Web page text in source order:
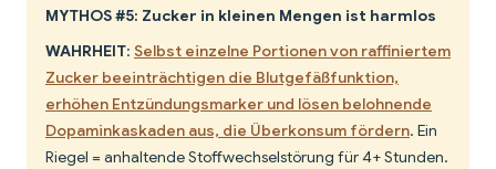
MYTHOS #5: Zucker in kleinen Mengen ist harmlos
WAHRHEIT: Selbst einzelne Portionen von raffiniertem
Zucker beeinträchtigen die Blutgefäßfunktion,
erhöhen Entzündungsmarker und lösen belohnende
Dopaminkaskaden aus, die Überkonsum fördern. Ein
Riegel = anhaltende Stoffwechselstörung für 4+ Stunden.